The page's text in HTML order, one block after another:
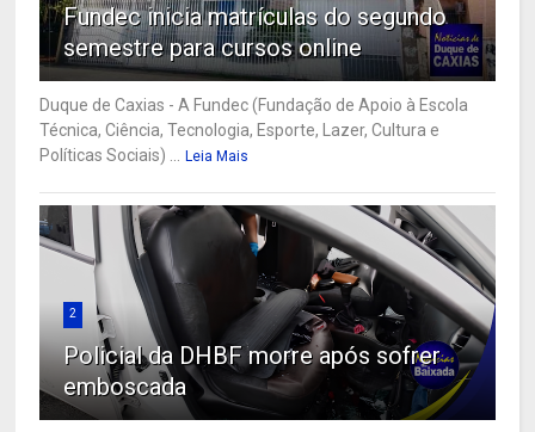
Fundec inicia matrículas do segundo
semestre para cursos online
Duque de Caxias - A Fundec (Fundação de Apoio à Escola
Técnica, Ciência, Tecnologia, Esporte, Lazer, Cultura e
Políticas Sociais) ...
Leia Mais
2
Policial da DHBF morre após sofrer
emboscada